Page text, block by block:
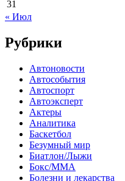
31
« Июл
Рубрики
Автоновости
Автособытия
Автоспорт
Автоэксперт
Актеры
Аналитика
Баскетбол
Безумный мир
Биатлон/Лыжи
Бокс/MMA
Болезни и лекарства